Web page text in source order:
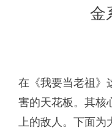
金
在《我要当老祖》
害的天花板。其核
上的敌人。下面为